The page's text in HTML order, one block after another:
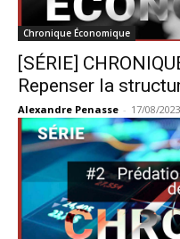
Chronique Économique
[SÉRIE]
Repenser la
Alexandre Penasse - 17/08/2023